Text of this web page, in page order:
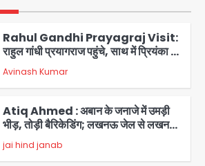
भेजा नोटिस
Rahul Gandhi Prayagraj Visit:
राहुल गांधी प्रयागराज पहुंचे, साथ में प्रियंका की
बेटी मिराया; केपी ग्राउंड में छात्रों से संवाद,
सिर्फ 5 हजार मौजूद
Avinash Kumar
Atiq Ahmed : अबान के जनाजे में उमड़ी
भीड़, तोड़ी बैरिकेडिंग; लखनऊ जेल से लखनऊ
पहुंचा उमर
jai hind janab